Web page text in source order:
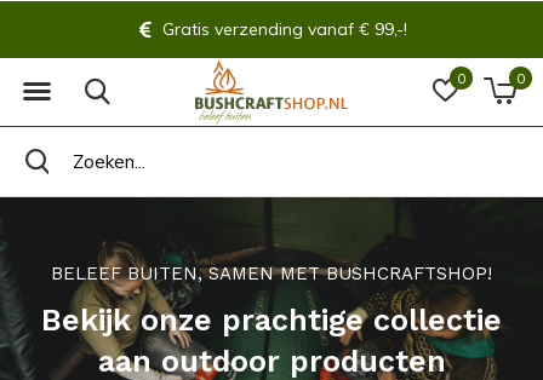
0 0
Gratis verzending vanaf € 99,-!
BELEEF BUITEN, SAMEN MET BUSHCRAFTSHOP!
Bekijk onze prachtige collectie
aan outdoor producten